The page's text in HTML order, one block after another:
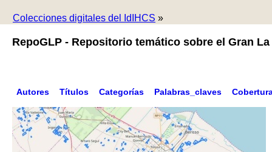
Colecciones digitales del IdIHCS »
RepoGLP - Repositorio temático sobre el Gran La
Autores Títulos Categorías Palabras_claves